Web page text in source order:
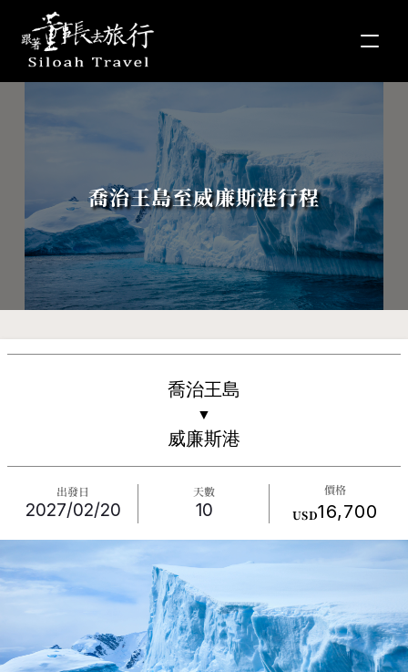
喬治王島至威廉斯港行程
喬治王島
▼
威廉斯港
出發日
2027/02/20
天數
10
價格
USD16,700